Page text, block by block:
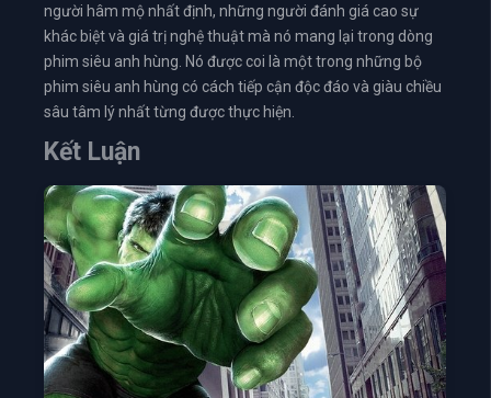
người hâm mộ nhất định, những người đánh giá cao sự
khác biệt và giá trị nghệ thuật mà nó mang lại trong dòng
phim siêu anh hùng. Nó được coi là một trong những bộ
phim siêu anh hùng có cách tiếp cận độc đáo và giàu chiều
sâu tâm lý nhất từng được thực hiện.
Kết Luận